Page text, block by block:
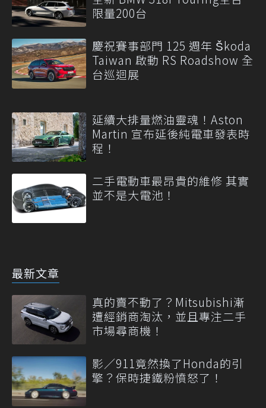
限量200台
慶祝賽事部門 125 週年 Škoda
Taiwan 啟動 RS Roadshow 全
台巡迴展
延續大排量燃油靈魂！Aston
Martin 宣布延後純電車發表時
程！
二手電動車最昂貴的維修 其實
並不是大電池！
最新文章
真的賣不動了？Mitsubishi漸
遭經銷商淘汰，並且專注二手
市場尋商機！
影／911竟然換了Honda的引
擎？保時捷鐵粉憤怒了！